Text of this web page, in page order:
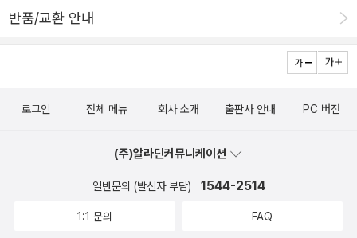
버려 버려진 아이들은 빈민촌에서 빌어먹거나 먹을거리를 훔치거나
다. 변상벽과 변상벽의 시종인 쪼깐이와 묘마마가 함께 펼치는 금손
되찾기 기획은 과연 성공할 수 있을까? 무수히 많은 인물들이 얽히고
양이의 매력이 폭발한다. 노란 고양이를 꿀묘라고 부르는 데, 얼마나
귀여운지. 꿀묘, 정말 달달한 이름이지 않은가. 우리집에도 꿀묘가 두
마리 있다. 모짜와 카프. 치즈냥이라고 했는데, 꿀묘 혹은 꿀냥이라고
반품/교환 안내
로그인 전체 메뉴 회사 소개 출판사 안내 PC 버전
(주)알라딘커뮤니케이션
일반문의 (발신자 부담) 1544-2514
1:1 문의 FAQ